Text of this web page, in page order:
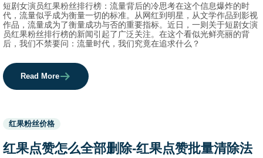
短剧女演员红果粉丝排行榜：流量背后的冷思考在这个信息爆炸的时
代，流量似乎成为衡量一切的标准。从网红到明星，从文学作品到影视
作品，流量成为了衡量成功与否的重要指标。近日，一则关于短剧女演
员红果粉丝排行榜的新闻引起了广泛关注。在这个看似光鲜亮丽的背
后，我们不禁要问：流量时代，我们究竟在追求什么？
Read More
Used
before
category
names.
红果粉丝价格
红果点赞怎么全部删除-红果点赞批量清除法